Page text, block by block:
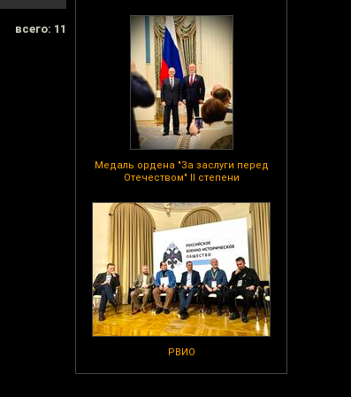
Медаль ордена "За заслуги перед
Отечеством" II степени
РВИО
всего: 11